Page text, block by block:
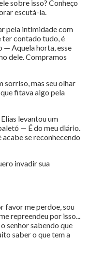
sobre isso? Conheço
escutá-la.
pela intimidade com
ter contado tudo, é
— Aquela horta, esse
dele. Compramos
sorriso, mas seu olhar
fitava algo pela
levantou um
— É do meu diário.
se reconhecendo
invadir sua
favor me perdoe, sou
repreendeu por isso...
senhor sabendo que
saber o que tem a